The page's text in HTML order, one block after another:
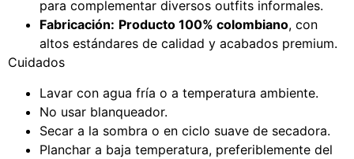
para complementar diversos outfits informales.
Fabricación: Producto 100% colombiano, con
altos estándares de calidad y acabados premium.
Cuidados
Lavar con agua fría o a temperatura ambiente.
No usar blanqueador.
Secar a la sombra o en ciclo suave de secadora.
Planchar a baja temperatura, preferiblemente del